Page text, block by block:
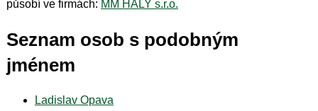
působí ve firmách: MM HALY s.r.o.
Seznam osob s podobným
jménem
Ladislav Opava